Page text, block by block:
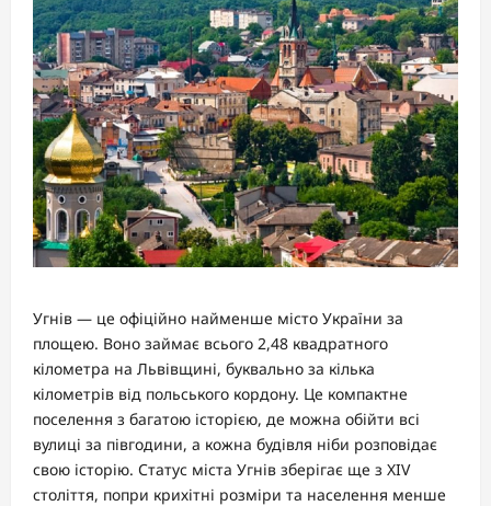
Угнів — це офіційно найменше місто України за
площею. Воно займає всього 2,48 квадратного
кілометра на Львівщині, буквально за кілька
кілометрів від польського кордону. Це компактне
поселення з багатою історією, де можна обійти всі
вулиці за півгодини, а кожна будівля ніби розповідає
свою історію. Статус міста Угнів зберігає ще з XIV
століття, попри крихітні розміри та населення менше